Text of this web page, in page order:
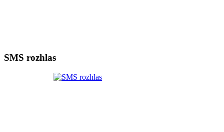
SMS rozhlas